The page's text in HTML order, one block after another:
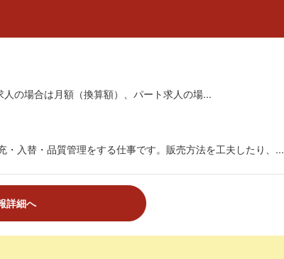
の場合は月額（換算額）、パート求人の場...
入替・品質管理をする仕事です。販売方法を工夫したり、...
詳細へ